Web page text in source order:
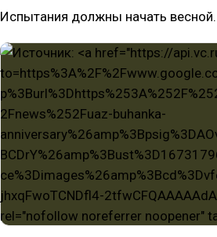
Испытания должны начать весной.